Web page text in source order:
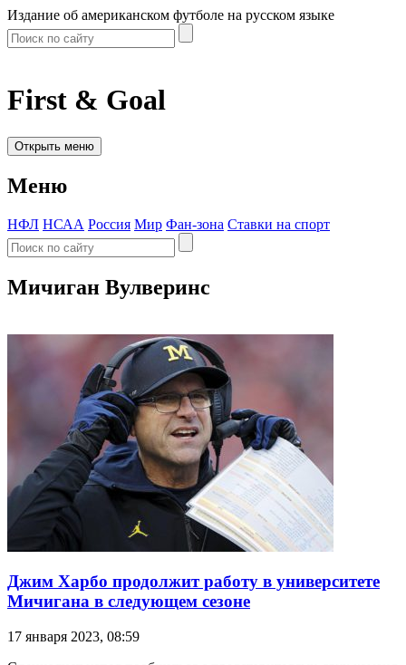
Издание об американском футболе на русском языке
First & Goal
Открыть меню
Меню
НФЛ НСАА Россия Мир Фан-зона Ставки на спорт
Мичиган Вулверинс
Джим Харбо продолжит работу в университете
Мичигана в следующем сезоне
17 января 2023, 08:59